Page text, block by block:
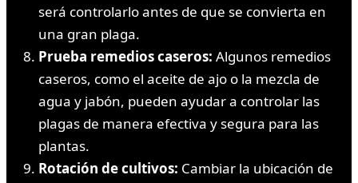
será controlarlo antes de que se convierta en
una gran plaga.
Prueba remedios caseros: Algunos remedios
caseros, como el aceite de ajo o la mezcla de
agua y jabón, pueden ayudar a controlar las
plagas de manera efectiva y segura para las
plantas.
Rotación de cultivos: Cambiar la ubicación de